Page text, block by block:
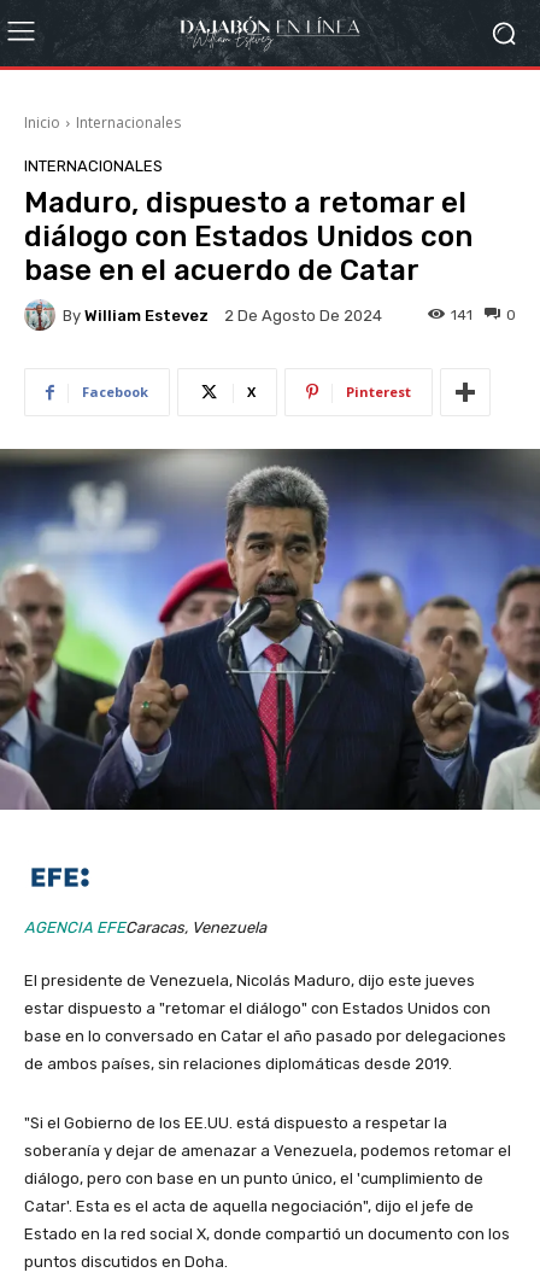
Inicio Internacionales
INTERNACIONALES
Maduro, dispuesto a retomar el
diálogo con Estados Unidos con
base en el acuerdo de Catar
By William Estevez 2 De Agosto De 2024 0
141
Facebook X Pinterest
AGENCIA EFECaracas, Venezuela
El presidente de Venezuela, Nicolás Maduro, dijo este jueves
estar dispuesto a "retomar el diálogo" con Estados Unidos con
base en lo conversado en Catar el año pasado por delegaciones
de ambos países, sin relaciones diplomáticas desde 2019.
"Si el Gobierno de los EE.UU. está dispuesto a respetar la
soberanía y dejar de amenazar a Venezuela, podemos retomar el
diálogo, pero con base en un punto único, el 'cumplimiento de
Catar'. Esta es el acta de aquella negociación", dijo el jefe de
Estado en la red social X, donde compartió un documento con los
puntos discutidos en Doha.